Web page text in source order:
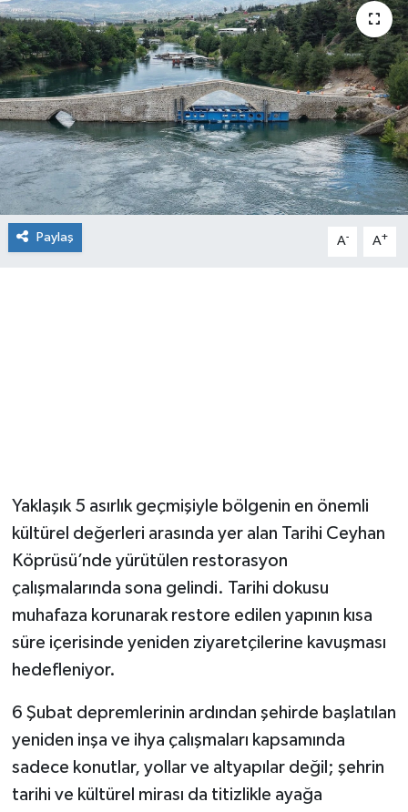
Paylaş A- A+
Yaklaşık 5 asırlık geçmişiyle bölgenin en önemli
kültürel değerleri arasında yer alan Tarihi Ceyhan
Köprüsü’nde yürütülen restorasyon
çalışmalarında sona gelindi. Tarihi dokusu
muhafaza korunarak restore edilen yapının kısa
süre içerisinde yeniden ziyaretçilerine kavuşması
hedefleniyor.
6 Şubat depremlerinin ardından şehirde başlatılan
yeniden inşa ve ihya çalışmaları kapsamında
sadece konutlar, yollar ve altyapılar değil; şehrin
tarihi ve kültürel mirası da titizlikle ayağa